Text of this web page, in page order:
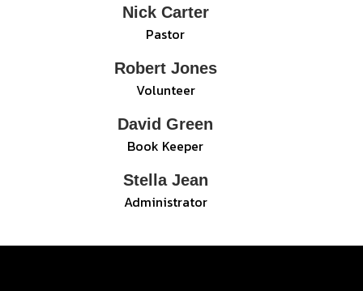
Nick Carter
Pastor
Robert Jones
Volunteer
David Green
Book Keeper
Stella Jean
Administrator